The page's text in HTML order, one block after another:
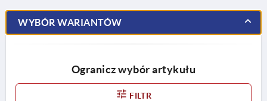
WYBÓR WARIANTÓW
Ogranicz wybór artykułu
FILTR